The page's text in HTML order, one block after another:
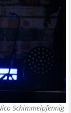
Schimmelpfennig